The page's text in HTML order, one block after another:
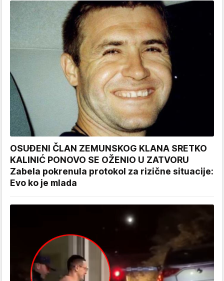
OSUĐENI ČLAN ZEMUNSKOG KLANA SRETKO
KALINIĆ PONOVO SE OŽENIO U ZATVORU
Zabela pokrenula protokol za rizične situacije:
Evo ko je mlada